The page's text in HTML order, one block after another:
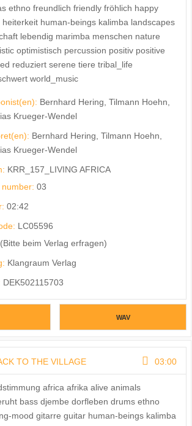
ethno freundlich friendly fröhlich happy
heiterkeit human-beings kalimba landscapes
lebendig marimba menschen nature
optimistisch percussion positiv positive
reduziert serene tiere tribal_life
world_music
Bernhard Hering, Tilmann Hoehn,
Krueger-Wendel
Bernhard Hering, Tilmann Hoehn,
Krueger-Wendel
KRR_157_LIVING AFRICA
number: 03
02:42
LC05596
(Bitte beim Verlag erfragen)
Klangraum Verlag
DEK502115703
WAV
TO THE VILLAGE 03:00
africa afrika alive animals
bass djembe dorfleben drums ethno
mood gitarre guitar human-beings kalimba